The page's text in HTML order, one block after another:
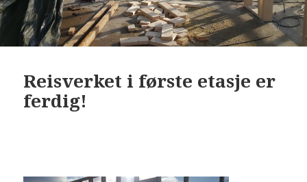
Reisverket i første etasje er
ferdig!